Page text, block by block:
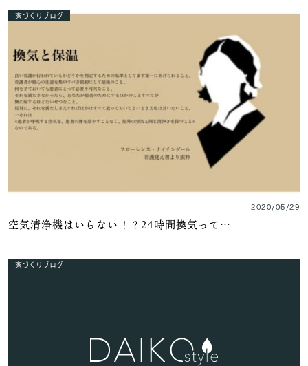
家づくりブログ
2020/05/29
空気清浄機はいらない！？24時間換気って…
家づくりブログ